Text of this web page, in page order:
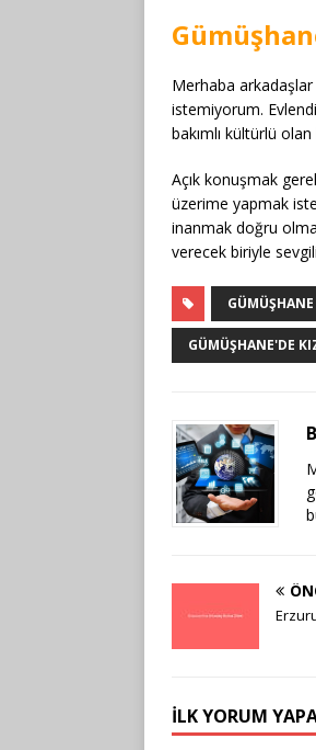
Merhaba arkadaşlar
istemiyorum.
bakımlı kültürlü olan
Açık konuşmak
üzerime yapmak
inanmak doğru
verecek biriyle
GÜMÜŞHANE'DE
İLK YORUM